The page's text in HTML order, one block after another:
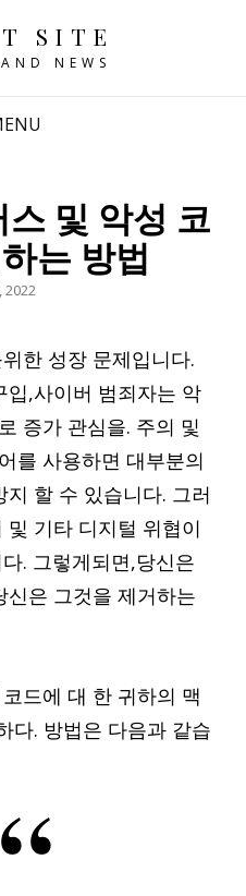
SITE
NEWS
및 악성 코
는 방법
2022
한 성장 문제입니다.
입,사이버 범죄자는 악
증가 관심을. 주의 및
를 사용하면 대부분의
할 수 있습니다. 그러
기타 디지털 위협이
. 그렇게되면,당신은
은 그것을 제거하는
드에 대 한 귀하의 맥
다. 방법은 다음과 같습